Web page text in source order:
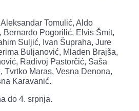
Tomulić, Aldo
Bernardo Pogorilić, Elvis Šmit,
Suljić, Ivan Šupraha, Jure
Buljanović, Mladen Brajša,
Radivoj Pastorčić, Saša
Tvrtko Maras, Vesna Denona,
Karavanić.
do 4. srpnja.